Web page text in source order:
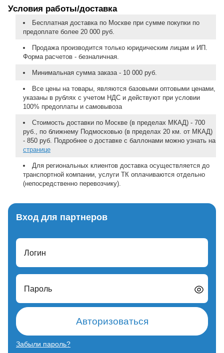
Условия работы/доставка
Бесплатная доставка по Москве при сумме покупки по
предоплате более 20 000 руб.
Продажа производится только юридическим лицам и ИП.
Форма расчетов - безналичная.
Минимальная сумма заказа - 10 000 руб.
Все цены на товары, являются базовыми оптовыми ценами,
указаны в рублях с учетом НДС и действуют при условии
100% предоплаты и самовывоза
Стоимость доставки по Москве (в пределах МКАД) - 700
руб., по ближнему Подмосковью (в пределах 20 км. от МКАД)
- 850 руб. Подробнее о доставке с баллонами можно узнать на
странице
Для региональных клиентов доставка осуществляется до
транспортной компании, услуги ТК оплачиваются отдельно
(непосредственно перевозчику).
Вход для партнеров
Логин
Пароль
Авторизоваться
Забыли пароль?